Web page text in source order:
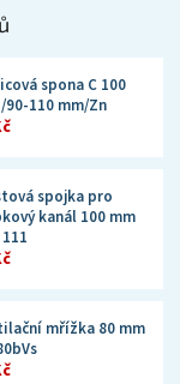
spona C 100
90-110 mm/Zn
spojka pro
kanál 100 mm
111
mřížka 80 mm